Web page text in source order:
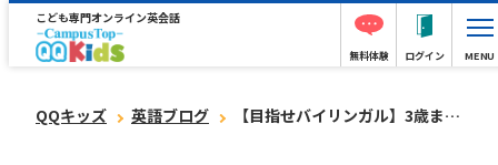
こども専門オンライン英会話
無料体験 ログイン MENU
QQキッズ 英語ブログ 【目指せバイリンガル】3歳までに下準備。英語教育に「早すぎる」はない！